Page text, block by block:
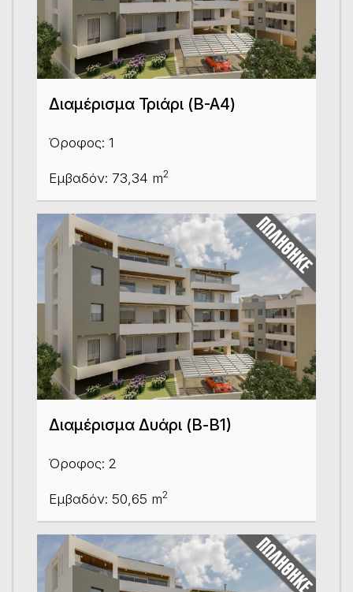
Διαμέρισμα Τριάρι (B-A4)
Όροφος: 1
Εμβαδόν: 73,34 m2
Διαμέρισμα Δυάρι (Β-Β1)
Όροφος: 2
Εμβαδόν: 50,65 m2